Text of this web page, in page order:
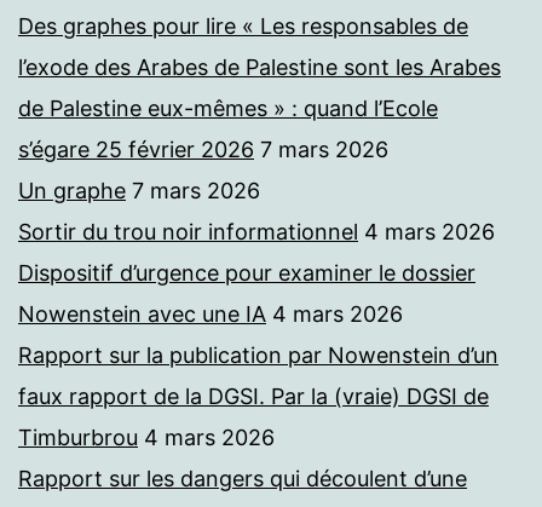
Des graphes pour lire « Les responsables de
l’exode des Arabes de Palestine sont les Arabes
de Palestine eux-mêmes » : quand l’Ecole
s’égare 25 février 2026 7 mars 2026
Un graphe 7 mars 2026
Sortir du trou noir informationnel 4 mars 2026
Dispositif d’urgence pour examiner le dossier
Nowenstein avec une IA 4 mars 2026
Rapport sur la publication par Nowenstein d’un
faux rapport de la DGSI. Par la (vraie) DGSI de
Timburbrou 4 mars 2026
Rapport sur les dangers qui découlent d’une